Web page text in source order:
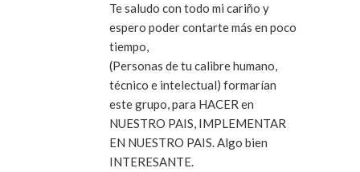
Te saludo con todo mi cariño y
espero poder contarte más en poco
tiempo,
(Personas de tu calibre humano,
técnico e intelectual) formarían
este grupo, para HACER en
NUESTRO PAIS, IMPLEMENTAR
EN NUESTRO PAIS. Algo bien
INTERESANTE.